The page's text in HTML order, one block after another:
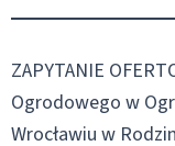
ZAPYTANIE
Ogrodowego w
Wrocławiu w